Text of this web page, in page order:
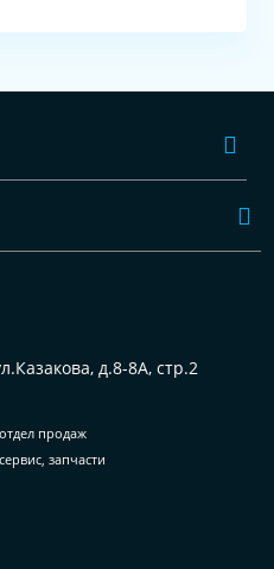
д.8-8А, стр.2
отдел продаж
сервис, запчасти